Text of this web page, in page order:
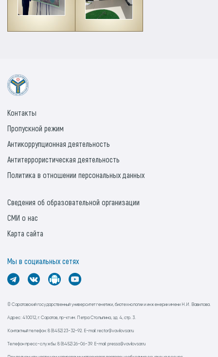
© Саратовский государственный университет генетики, биотехнологии и инженерии имени Н.И. Вавилова.
Адрес: 410012, г. Саратов, пр-кт им. Петра Столыпина, зд. 4, стр. 3.
Контактный телефон: 8 (8452) 23-32-92. E-mail: rector@vavilovsar.ru
Телефон пресс-службы: 8 (8452) 26-06-39. E-mail: pressa@vavilovsar.ru
Контакты
Пропускной режим
Антикоррупционная деятельность
Антитеррористическая деятельность
Политика в отношении персональных данных
Сведения об образовательной организации
СМИ о нас
Карта сайта
Мы в социальных сетях